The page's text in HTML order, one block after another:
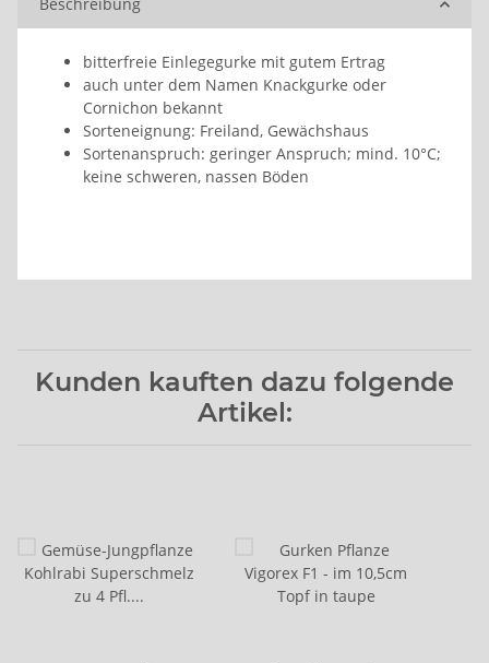
bitterfreie Einlegegurke mit gutem Ertrag
auch unter dem Namen Knackgurke oder
Cornichon bekannt
Sorteneignung: Freiland, Gewächshaus
Sortenanspruch: geringer Anspruch; mind. 10°C;
keine schweren, nassen Böden
Kunden kauften dazu folgende
Artikel: